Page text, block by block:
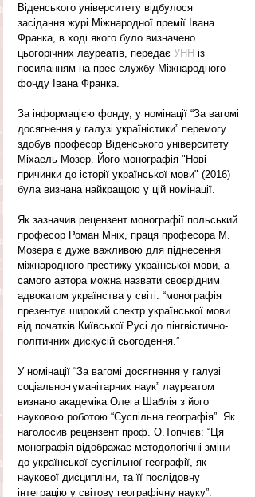
Віденського університету відбулося
засідання журі Міжнародної премії Івана
Франка, в ході якого було визначено
цьогорічних лауреатів, передає УНН із
посиланням на прес-службу Міжнародного
фонду Івана Франка.
За інформацією фонду, у номінації “За вагомі
досягнення у галузі україністики” перемогу
здобув професор Віденського університету
Міхаель Мозер. Його монографія "Нові
причинки до історії української мови" (2016)
була визнана найкращою у цій номінації.
Як зазначив рецензент монографії польський
професор Роман Мніх, праця професора М.
Мозера є дуже важливою для піднесення
міжнародного престижу української мови, а
самого автора можна назвати своєрідним
адвокатом українства у світі: “монографія
презентує широкий спектр української мови
від початків Київської Русі до лінгвістично-
політичних дискусій сьогодення.”
У номінації “За вагомі досягнення у галузі
соціально-гуманітарних наук” лауреатом
визнано академіка Олега Шаблія з його
науковою роботою “Суспільна географія”. Як
наголосив рецензент проф. О.Топчієв: “Ця
монографія відображає методологічні зміни
до української суспільної географії, як
наукової дисципліни, та її послідовну
інтеграцію у світову географічну науку”.